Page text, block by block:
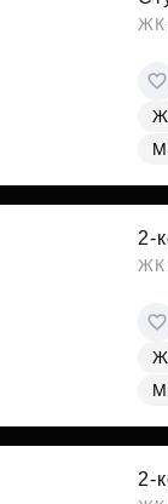
ЖК
2-
ЖК
2-